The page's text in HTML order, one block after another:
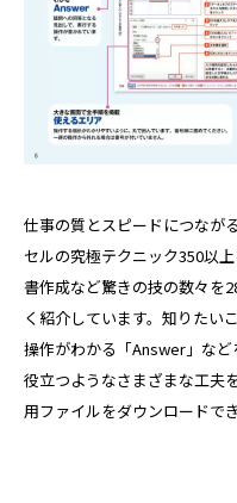
仕事の質とスピードにつなが
セルの究極テクニック350以
書作成など驚きの技の数々を
く紹介しています。知りたい
操作がわかる「Answer」な
役立つようなさまざまな工夫
用ファイルをダウンロードで